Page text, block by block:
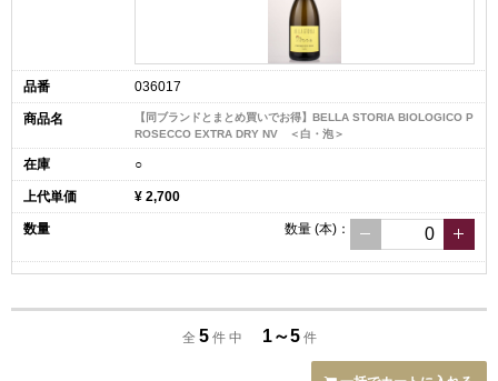
036017
【同ブランドとまとめ買いでお得】BELLA STORIA BIOLOGICO P
ROSECCO EXTRA DRY NV ＜白・泡＞
○
¥ 2,700
数量 (本) ：
全 5 件 中 1～5 件